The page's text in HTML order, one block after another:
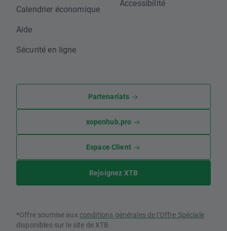
Calendrier économique
Aide
Sécurité en ligne
Accessibilité
Partenariats
xopenhub.pro
Espace Client
Rejoignez XTB
*Offre soumise aux conditions générales de l'Offre Spéciale
disponibles sur le site de XTB.